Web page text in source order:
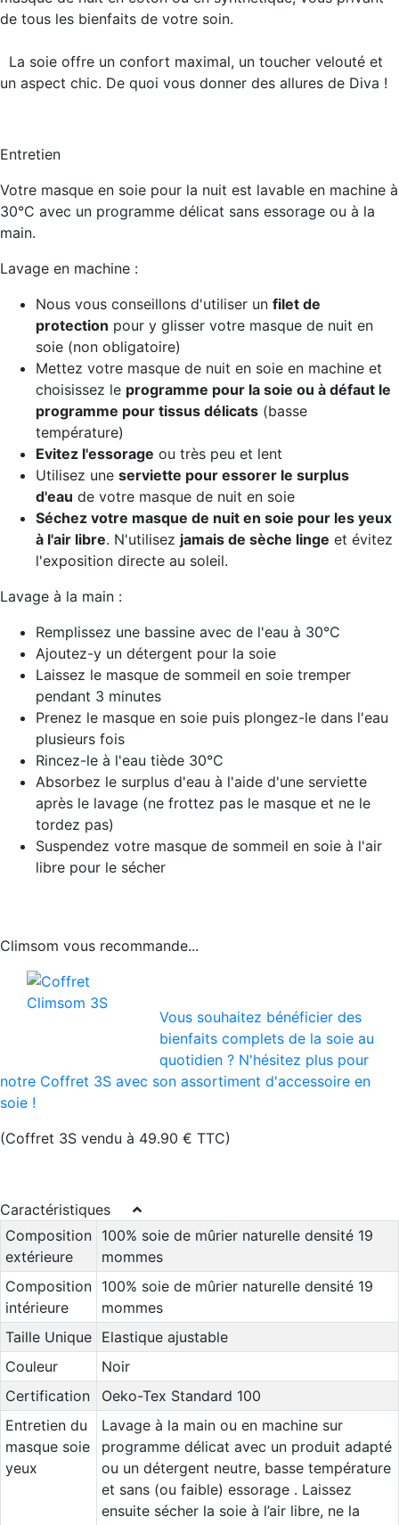
de tous les bienfaits de votre soin.
La soie offre un confort maximal, un toucher velouté et
un aspect chic. De quoi vous donner des allures de Diva !
Entretien
Votre masque en soie pour la nuit est lavable en machine à
30°C avec un programme délicat sans essorage ou à la
main.
Lavage en machine :
Nous vous conseillons d'utiliser un filet de
protection pour y glisser votre masque de nuit en
soie (non obligatoire)
Mettez votre masque de nuit en soie en machine et
choisissez le programme pour la soie ou à défaut le
programme pour tissus délicats (basse
température)
Evitez l'essorage ou très peu et lent
Utilisez une serviette pour essorer le surplus
d'eau de votre masque de nuit en soie
Séchez votre masque de nuit en soie pour les yeux
à l'air libre. N'utilisez jamais de sèche linge et évitez
l'exposition directe au soleil.
Lavage à la main :
Remplissez une bassine avec de l'eau à 30°C
Ajoutez-y un détergent pour la soie
Laissez le masque de sommeil en soie tremper
pendant 3 minutes
Prenez le masque en soie puis plongez-le dans l'eau
plusieurs fois
Rincez-le à l'eau tiède 30°C
Absorbez le surplus d'eau à l'aide d'une serviette
après le lavage (ne frottez pas le masque et ne le
tordez pas)
Suspendez votre masque de sommeil en soie à l'air
libre pour le sécher
Climsom vous recommande...
Vous souhaitez bénéficier des
bienfaits complets de la soie au
quotidien ? N'hésitez plus pour
notre Coffret 3S avec son assortiment d'accessoire en
soie !
(Coffret 3S vendu à 49.90 € TTC)
Caractéristiques
Composition
extérieure
100% soie de mûrier naturelle densité 19
mommes
Composition
intérieure
100% soie de mûrier naturelle densité 19
mommes
Taille Unique
Elastique ajustable
Couleur
Noir
Certification
Oeko-Tex Standard 100
Entretien du
masque soie
yeux
Lavage à la main ou en machine sur
programme délicat avec un produit adapté
ou un détergent neutre, basse température
et sans (ou faible) essorage . Laissez
ensuite sécher la soie à l’air libre, ne la